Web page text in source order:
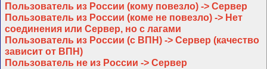
Пользователь из России (кому повезло) -> Сервер
Пользователь из России (коме не повезло) -> Нет
соединения или Сервер, но с лагами
Пользователь из России (с ВПН) -> Сервер (качество
зависит от ВПН)
Пользователь не из России -> Сервер